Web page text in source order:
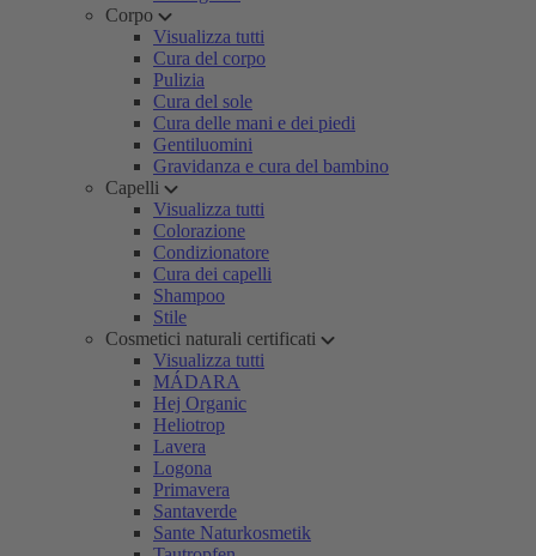
Corpo
Visualizza tutti
Cura del corpo
Pulizia
Cura del sole
Cura delle mani e dei piedi
Gentiluomini
Gravidanza e cura del bambino
Capelli
Visualizza tutti
Colorazione
Condizionatore
Cura dei capelli
Shampoo
Stile
Cosmetici naturali certificati
Visualizza tutti
MÁDARA
Hej Organic
Heliotrop
Lavera
Logona
Primavera
Santaverde
Sante Naturkosmetik